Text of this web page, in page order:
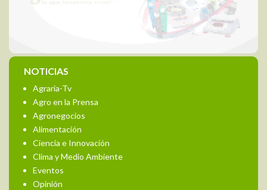
NOTICIAS
Agraria-Tv
Agro en la Prensa
Agronegocios
Alimentación
Ciencia e Innovación
Clima y Medio Ambiente
Eventos
Opinión